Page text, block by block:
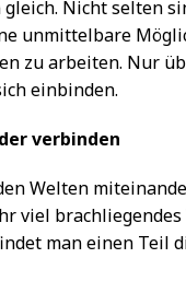
Nicht selten
unmittelbare
zu arbeiten. Nur
einbinden.
verbinden
Welten
viel
man einen Teil